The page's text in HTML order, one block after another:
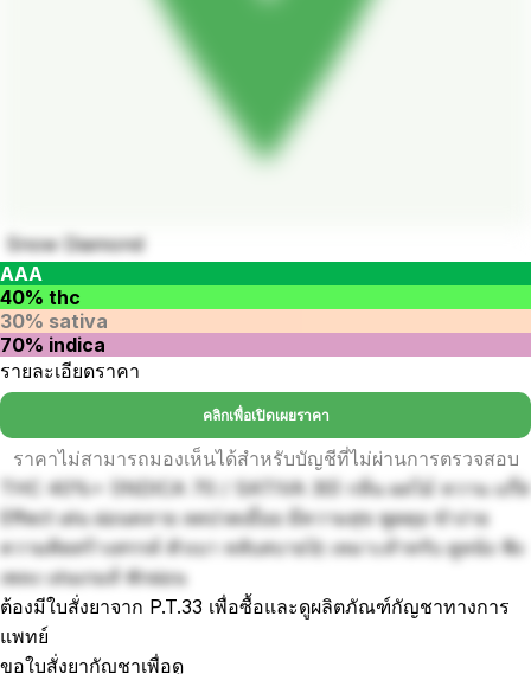
Snow Diamond
AAA
40% thc
30% sativa
70% indica
รายละเอียดราคา
คลิกเพื่อเปิดเผยราคา
ราคาไม่สามารถมองเห็นได้สำหรับบัญชีที่ไม่ผ่านการตรวจสอบ
THC 40%+ (INDICA 70 / SATIVA 30) กลิ่น ผลไม้ หวาน แก๊ส
Effect เด่น ผ่อนคลาย ลดปวดเมื่อย มีความสุข พูดคุย ขำง่าย
ความคิดสร้างสรรค์ ตัวเบา หลับสบาย🚀 เหมาะสำหรับ ดูหนัง ฟัง
เพลง เล่นเกมส์ พักผ่อน
ต้องมีใบสั่งยาจาก P.T.33 เพื่อซื้อและดูผลิตภัณฑ์กัญชาทางการ
แพทย์
ขอใบสั่งยากัญชาเพื่อดู